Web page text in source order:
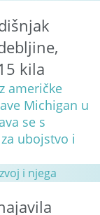
kila
američke
Michigan u
se s
ubojstvo i
i njega